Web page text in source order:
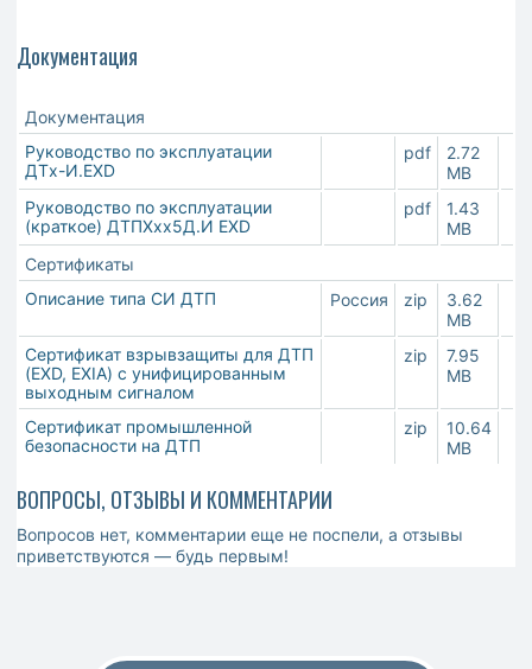
Документация
Документация
Руководство по эксплуатации
ДТx-И.EXD
pdf
2.72
MB
Руководство по эксплуатации
(краткое) ДТПХхх5Д.И EXD
pdf
1.43
MB
Сертификаты
Описание типа СИ ДТП
Россия zip
3.62
MB
Сертификат взрывзащиты для ДТП
(EXD, EXIA) с унифицированным
выходным сигналом
zip
7.95
MB
Сертификат промышленной
безопасности на ДТП
zip
10.64
MB
ВОПРОСЫ, ОТЗЫВЫ И КОММЕНТАРИИ
Вопросов нет, комментарии еще не поспели, а отзывы
приветствуются — будь первым!